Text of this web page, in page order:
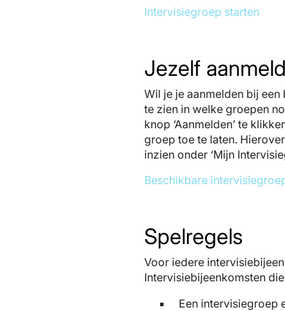
Intervisiegroep starten
Jezelf
Wil je je aanmelden bij
te zien in welke groepen
knop ‘Aanmelden’ te
groep toe te laten.
inzien onder ‘Mijn
Beschikbare
Spelregels
Voor iedere
Intervisiebijeenkomsten
Een intervisiegroep